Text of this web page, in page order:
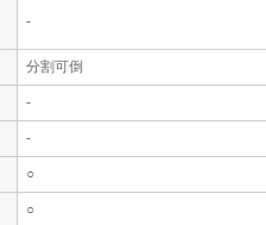
-
分割可倒
-
-
○
○